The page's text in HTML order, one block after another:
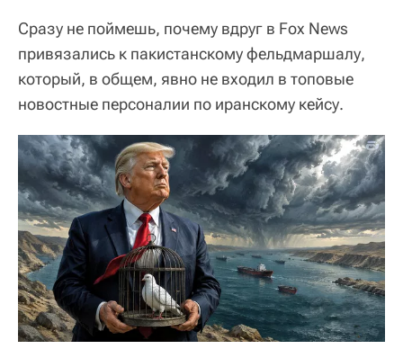
Сразу не поймешь, почему вдруг в Fox News
привязались к пакистанскому фельдмаршалу,
который, в общем, явно не входил в топовые
новостные персоналии по иранскому кейсу.